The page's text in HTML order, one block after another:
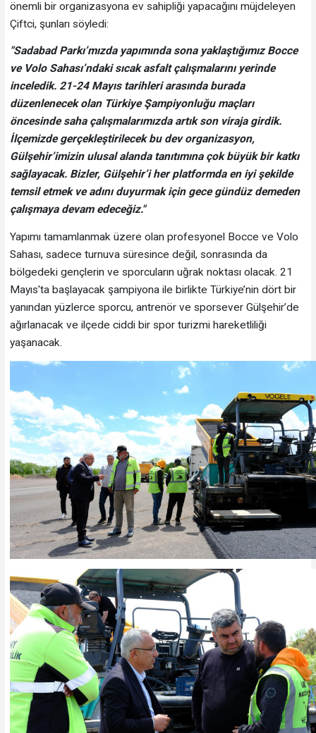
önemli bir organizasyona ev sahipliği yapacağını müjdeleyen
Çiftci, şunları söyledi:
"Sadabad Parkı’mızda yapımında sona yaklaştığımız Bocce
ve Volo Sahası’ndaki sıcak asfalt çalışmalarını yerinde
inceledik. 21-24 Mayıs tarihleri arasında burada
düzenlenecek olan Türkiye Şampiyonluğu maçları
öncesinde saha çalışmalarımızda artık son viraja girdik.
İlçemizde gerçekleştirilecek bu dev organizasyon,
Gülşehir’imizin ulusal alanda tanıtımına çok büyük bir katkı
sağlayacak. Bizler, Gülşehir’i her platformda en iyi şekilde
temsil etmek ve adını duyurmak için gece gündüz demeden
çalışmaya devam edeceğiz."
Yapımı tamamlanmak üzere olan profesyonel Bocce ve Volo
Sahası, sadece turnuva süresince değil, sonrasında da
bölgedeki gençlerin ve sporcuların uğrak noktası olacak. 21
Mayıs'ta başlayacak şampiyona ile birlikte Türkiye’nin dört bir
yanından yüzlerce sporcu, antrenör ve sporsever Gülşehir’de
ağırlanacak ve ilçede ciddi bir spor turizmi hareketliliği
yaşanacak.